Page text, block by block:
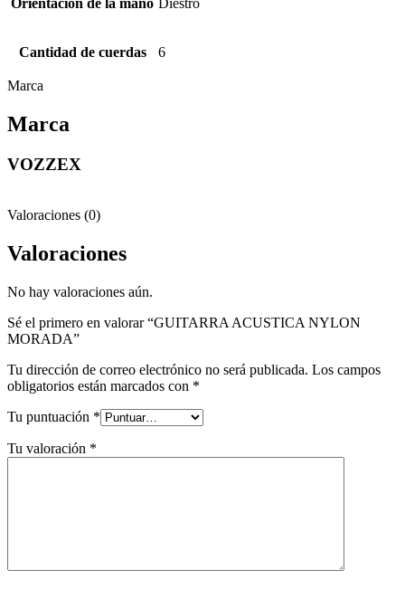
Cantidad de cuerdas 6
Marca
Marca
VOZZEX
Valoraciones (0)
Valoraciones
No hay valoraciones aún.
Sé el primero en valorar “GUITARRA ACUSTICA NYLON
MORADA”
Tu dirección de correo electrónico no será publicada. Los campos
obligatorios están marcados con *
Tu puntuación *
Tu valoración *